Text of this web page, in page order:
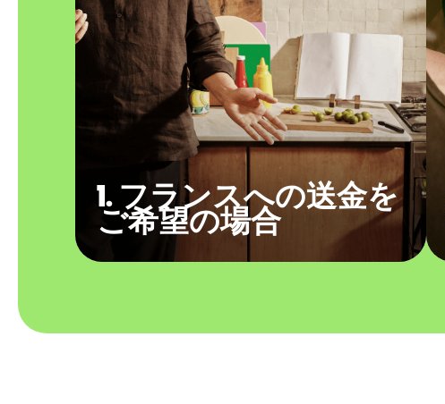
1. フランスへの送金を
ご希望の場合